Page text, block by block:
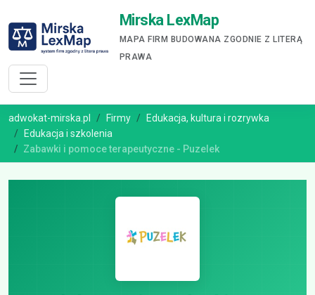
Mirska LexMap
MAPA FIRM BUDOWANA ZGODNIE Z LITERĄ
PRAWA
adwokat-mirska.pl Firmy
Edukacja, kultura i rozrywka
Edukacja i szkolenia
Zabawki i pomoce terapeutyczne - Puzelek